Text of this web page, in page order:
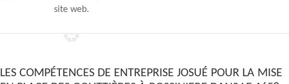
site web.
LES COMPÉTENCES DE ENTREPRISE JOSUÉ POUR LA MISE